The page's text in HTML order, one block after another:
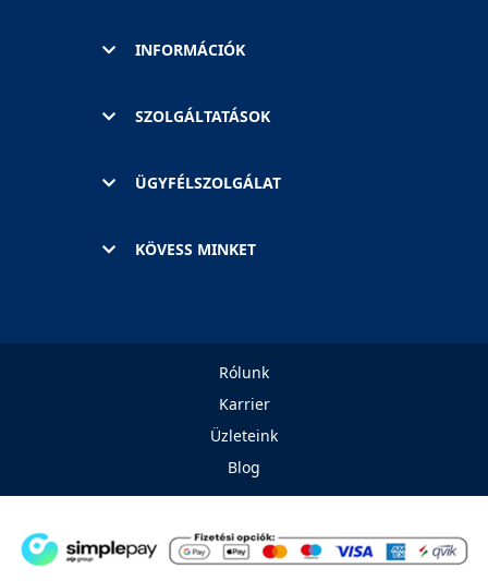
INFORMÁCIÓK
SZOLGÁLTATÁSOK
ÜGYFÉLSZOLGÁLAT
KÖVESS MINKET
Rólunk
Karrier
Üzleteink
Blog